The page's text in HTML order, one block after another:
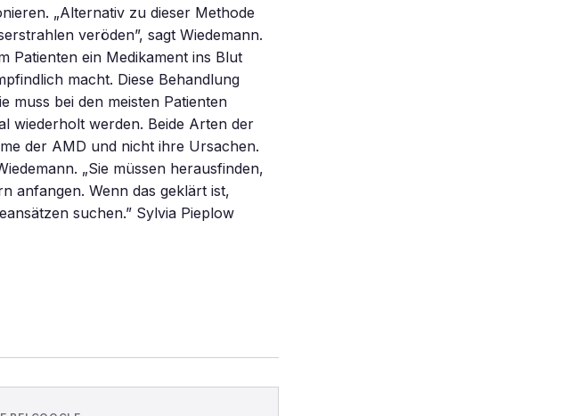
„Alternativ zu dieser Methode
veröden”, sagt Wiedemann.
Patienten ein Medikament ins Blut
macht. Diese Behandlung
muss bei den meisten Patienten
wiederholt werden. Beide Arten der
der AMD und nicht ihre Ursachen.
„Sie müssen herausfinden,
anfangen. Wenn das geklärt ist,
suchen.” Sylvia Pieplow